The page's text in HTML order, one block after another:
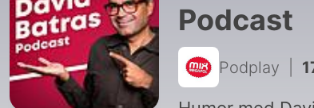
Podcast
Podplay